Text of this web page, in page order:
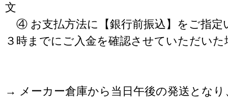
文
④ お支払方法に【銀行前振込】をご指定
３時までにご入金を確認させていただいた
→ メーカー倉庫から当日午後の発送となり